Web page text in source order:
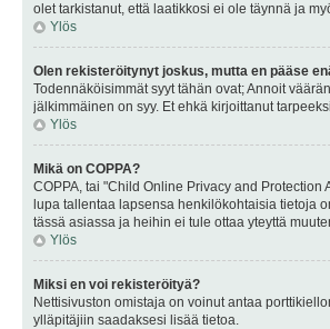
olet tarkistanut, että laatikkosi ei ole täynnä ja
Ylös
Olen rekisteröitynyt joskus, mutta en pääse
Todennäköisimmät syyt tähän ovat; Annoit
jälkimmäinen on syy. Et ehkä kirjoittanut
Ylös
Mikä on COPPA?
COPPA, tai "Child Online Privacy and
lupa tallentaa lapsensa henkilökohtaisia tietoja
tässä asiassa ja heihin ei tule ottaa yteyttä
Ylös
Miksi en voi rekisteröityä?
Nettisivuston omistaja on voinut antaa
ylläpitäjiin saadaksesi lisää tietoa.